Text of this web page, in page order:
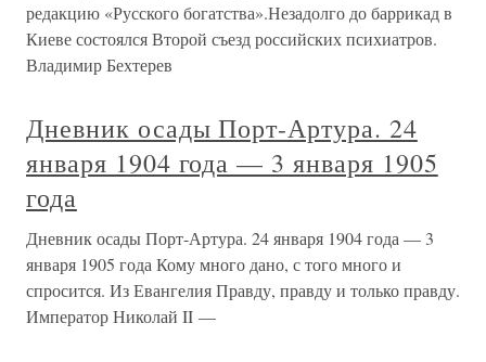
редакцию «Русского богатства».Незадолго до баррикад в
Киеве состоялся Второй съезд российских психиатров.
Владимир Бехтерев
Дневник осады Порт-Артура. 24
января 1904 года — 3 января 1905
года
Дневник осады Порт-Артура. 24 января 1904 года — 3
января 1905 года Кому много дано, с того много и
спросится. Из Евангелия Правду, правду и только правду.
Император Николай II —